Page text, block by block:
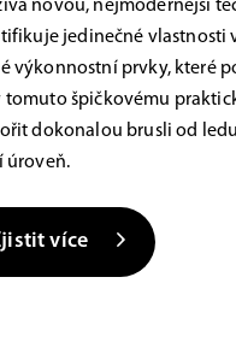
novou, nejmodernější
jedinečné vlastnosti
výkonnostní prvky, které
tomuto špičkovému
dokonalou brusli od
úroveň.
více